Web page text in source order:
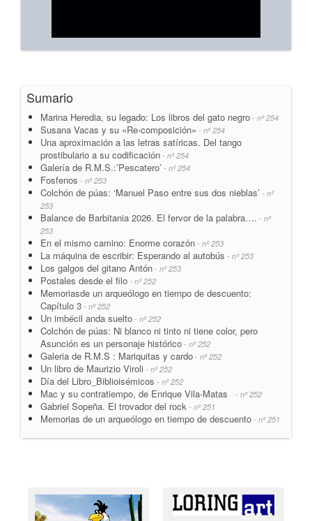
Sumario
Marina Heredia, su legado: Los libros del gato negro - nº 254
Susana Vacas y su «Re-composición» - nº 254
Una aproximación a las letras satíricas. Del tango
prostibulario a su codificación - nº 254
Galería de R.M.S.:’Pescatero’ - nº 254
Fosfenos - nº 253
Colchón de púas: ‘Manuel Paso entre sus dos nieblas’ - nº
253
Balance de Barbitania 2026. El fervor de la palabra…. - nº
253
En el mismo camino: Enorme corazón - nº 253
La máquina de escribir: Esperando al autobús - nº 253
Los galgos del gitano Antón - nº 253
Postales desde el filo - nº 252
Memoriasde un arqueólogo en tiempo de descuento:
Capítulo 3 - nº 252
Un imbécil anda suelto - nº 252
Colchón de púas: Ni blanco ni tinto ni tiene color, pero
Asunción es un personaje histórico - nº 252
Galeria de R.M.S : Mariquitas y cardo - nº 252
Un libro de Maurizio Viroli - nº 252
Día del Libro_Biblioisémicos - nº 252
Mac y su contratiempo, de Enrique Vila-Matas - nº 252
Gabriel Sopeña. El trovador del rock - nº 251
Memorias de un arqueólogo en tiempo de descuento - nº 251